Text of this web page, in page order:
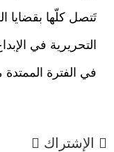
تَتصل كلّها بقضايا
التحريرية في
في الفترة الممتدة من 27 أكتوبر إلى 04
الإشتراك